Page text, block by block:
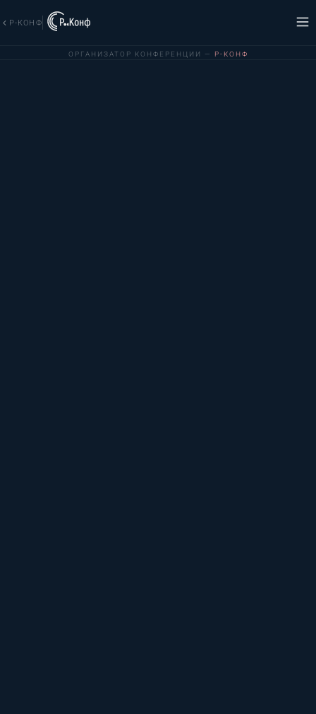
Р-КОНФ
ОРГАНИЗАТОР КОНФЕРЕНЦИИ — Р-КОНФ